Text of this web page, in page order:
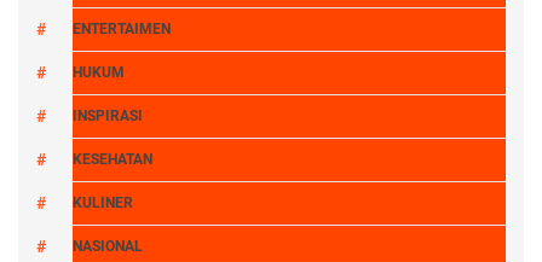
ENTERTAIMEN
HUKUM
INSPIRASI
KESEHATAN
KULINER
NASIONAL